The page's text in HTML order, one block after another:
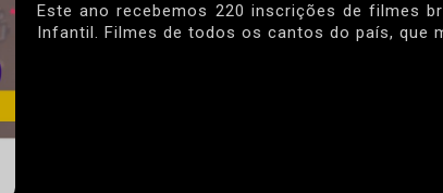
Este ano recebemos 220 inscrições de filmes
Infantil. Filmes de todos os cantos do país, que